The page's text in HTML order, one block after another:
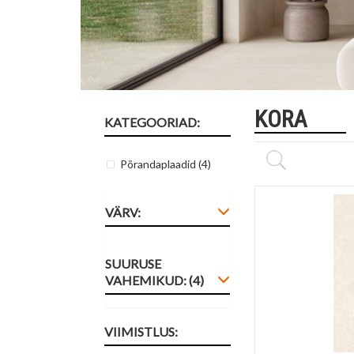
KATEGOORIAD:
Põrandaplaadid (4)
VÄRV:
SUURUSE
VAHEMIKUD: (4)
VIIMISTLUS:
KORA